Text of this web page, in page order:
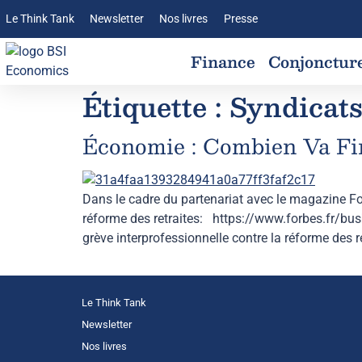
Le Think Tank Newsletter Nos livres Presse
Finance
Étiquette : Syndicats
Économie : Combien Va
Dans le cadre du partenariat avec le magazine
réforme des retraites: https://www.forbes.fr/
grève interprofessionnelle contre la réforme des
Le Think Tank
Newsletter
Nos livres